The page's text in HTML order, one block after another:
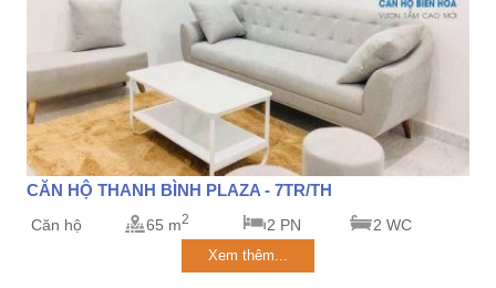
CĂN HỘ THANH BÌNH PLAZA - 7TR/TH
Căn hộ 65 m2 2 PN 2 WC
Xem thêm...